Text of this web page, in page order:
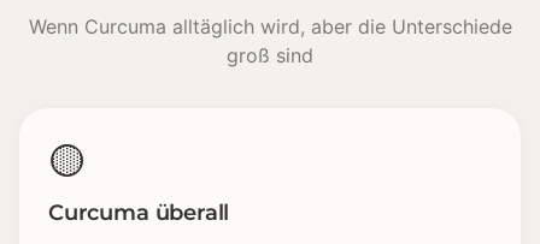
Wenn Curcuma alltäglich wird, aber die Unterschiede
groß sind
🟡
Curcuma überall